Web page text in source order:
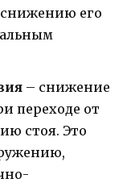
его
– снижение
переходе от
стоя. Это